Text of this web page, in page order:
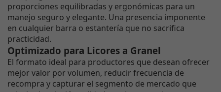
proporciones equilibradas y ergonómicas para un
manejo seguro y elegante. Una presencia imponente
en cualquier barra o estantería que no sacrifica
practicidad.
Optimizado para Licores a Granel
El formato ideal para productores que desean ofrecer
mejor valor por volumen, reducir frecuencia de
recompra y capturar el segmento de mercado que